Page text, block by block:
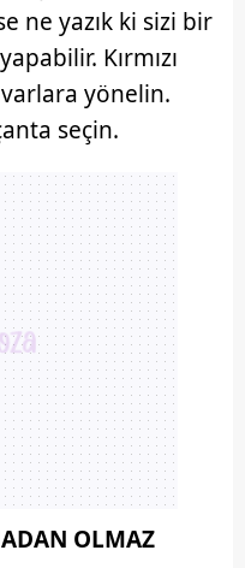
ne yazık ki sizi bir
Kırmızı
yönelin.
seçin.
OLMAZ